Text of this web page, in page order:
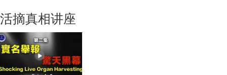
活摘真相讲座